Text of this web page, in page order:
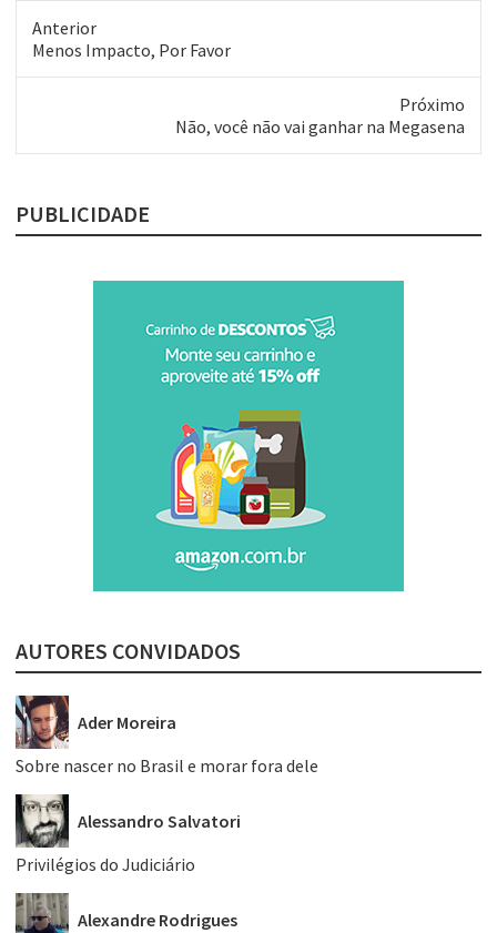
das minhas preferidas:
"Wait".Conto com a presença
de vocês!
Anterior
Post
anterior:
Menos Impacto, Por Favor
Próximo
post:
Não, você não vai ganhar na Megasena
PUBLICIDADE
AUTORES CONVIDADOS
Ader Moreira
Sobre nascer no Brasil e morar fora dele
Alessandro Salvatori
Privilégios do Judiciário
Alexandre Rodrigues